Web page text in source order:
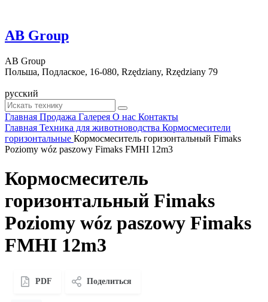
AB Group
AB Group
Польша, Подлаское, 16-080, Rzędziany, Rzędziany 79
русский
Главная Продажа Галерея О нас Контакты
Главная Техника для животноводства Кормосмесители
горизонтальные Кормосмеситель горизонтальный Fimaks
Poziomy wóz paszowy Fimaks FMHI 12m3
Кормосмеситель
горизонтальный Fimaks
Poziomy wóz paszowy Fimaks
FMHI 12m3
PDF Поделиться